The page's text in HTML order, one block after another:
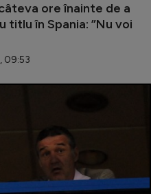
ore înainte de a
titlu în Spania: ”Nu voi
09:53